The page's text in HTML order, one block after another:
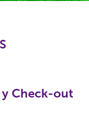
Check-out